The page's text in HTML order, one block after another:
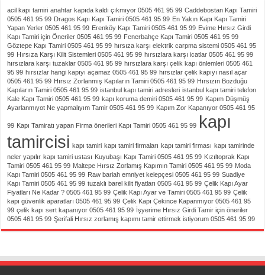
acil kapı tamiri anahtar kapıda kaldı çıkmıyor 0505 461 95 99 Caddebostan Kapı Tamiri
0505 461 95 99 Dragos Kapı Kapı Tamiri 0505 461 95 99 En Yakın Kapı Kapı Tamiri
Yapan Yerler 0505 461 95 99 Erenköy Kapı Tamiri 0505 461 95 99 Evime Hırsız Girdi
Kapı Tamiri için Öneriler 0505 461 95 99 Fenerbahçe Kapı Tamiri 0505 461 95 99
Göztepe Kapı Tamiri 0505 461 95 99 hırsıza karşı elektrik carpma sistemi 0505 461 95
99 Hırsıza Karşı Kilit Sistemleri 0505 461 95 99 hırsızlara karşı icatlar 0505 461 95 99
hırsızlara karşı tuzaklar 0505 461 95 99 hırsızlara karşı çelik kapı önlemleri 0505 461
95 99 hırsızlar hangi kapıyı açamaz 0505 461 95 99 hırsızlar çelik kapıyı nasıl açar
0505 461 95 99 Hırsız Zorlanmış Kapıların Tamiri 0505 461 95 99 Hırsızın Bozduğu
Kapıların Tamiri 0505 461 95 99 istanbul kapı tamiri adresleri istanbul kapı tamiri telefon
Kale Kapı Tamiri 0505 461 95 99 kapı koruma demiri 0505 461 95 99 Kapım Düşmüş
Ayarlanmıyot Ne yapmalıyım Tamir 0505 461 95 99 Kapım Zor Kapanıyor 0505 461 95
99 Kapı Tamiratı yapan Firma önerileri Kapı Tamiri 0505 461 95 99 kapı
tamircisi kapı tamiri kapı tamiri firmaları kapı tamiri firması kapı tamirinde
neler yapılır kapı tamiri ustası Kuyubaşı Kapı Tamiri 0505 461 95 99 Kızıltoprak Kapı
Tamiri 0505 461 95 99 Maltepe Hırsız Zorlamış Kapımın Tamiri 0505 461 95 99 Moda
Kapı Tamiri 0505 461 95 99 Raw bariah emniyet kelepçesi 0505 461 95 99 Suadiye
Kapı Tamiri 0505 461 95 99 tuzaklı barel kilit fiyatları 0505 461 95 99 Çelik Kapı Ayar
Fiyatları Ne Kadar ? 0505 461 95 99 Çelik Kapı Ayar ve Tamiri 0505 461 95 99 Çelik
kapı güvenlik aparatları 0505 461 95 99 Çelik Kapı Çekince Kapanmıyor 0505 461 95
99 çelik kapı sert kapanıyor 0505 461 95 99 İşyerime Hırsız Girdi Tamir için öneriler
0505 461 95 99 Şerifali Hırsız zorlamış kapımı tamir ettirmek istiyorum 0505 461 95 99